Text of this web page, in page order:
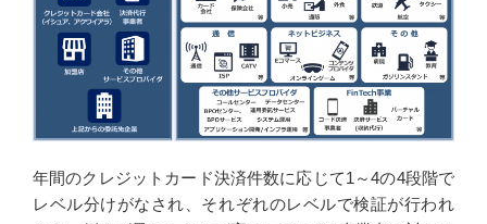
年間のクレジットカード決済件数に応じて1～4の4段階で
レベル分けがなされ、それぞれのレベルで検証が行われ